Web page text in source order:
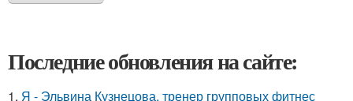
Последние обновления на сайте:
1. Я - Эльвина Кузнецова, тренер групповых фитнес